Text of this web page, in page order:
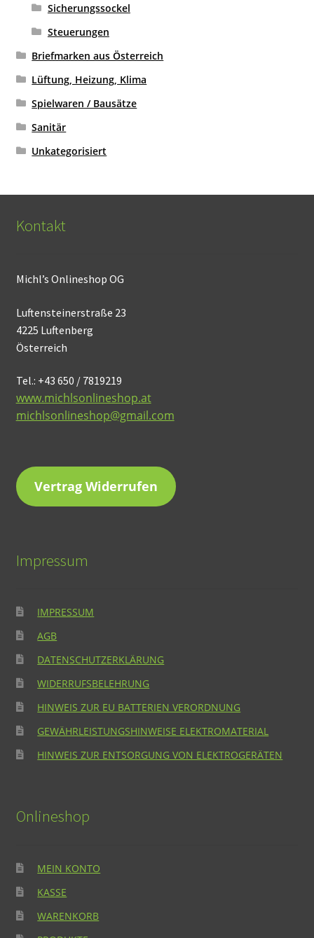
Sicherungssockel
Steuerungen
Briefmarken aus Österreich
Lüftung, Heizung, Klima
Spielwaren / Bausätze
Sanitär
Unkategorisiert
Kontakt
Michl’s Onlineshop OG
Luftensteinerstraße 23
4225 Luftenberg
Österreich
Tel.: +43 650 / 7819219
www.michlsonlineshop.at
michlsonlineshop@gmail.com
Vertrag Widerrufen
Impressum
IMPRESSUM
AGB
DATENSCHUTZERKLÄRUNG
WIDERRUFSBELEHRUNG
HINWEIS ZUR EU BATTERIEN VERORDNUNG
GEWÄHRLEISTUNGSHINWEISE ELEKTROMATERIAL
HINWEIS ZUR ENTSORGUNG VON ELEKTROGERÄTEN
Onlineshop
MEIN KONTO
KASSE
WARENKORB